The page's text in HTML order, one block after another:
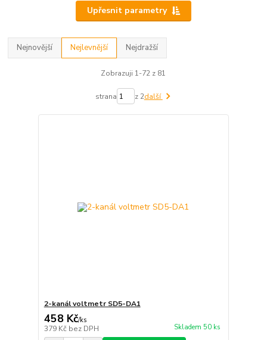
Upřesnit parametry
Nejnovější Nejlevnější Nejdražší
Zobrazuji 1-72 z 81
strana z 2další
2-kanál voltmetr SD5-DA1
458 Kč/ks
379 Kč bez DPH Skladem 50 ks